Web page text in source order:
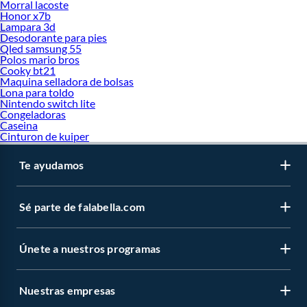
maquillador y fotógrafo, y Frank Angelo, propietario de un salón de belleza. La
idea nació de una profunda frustración profesional; ambos notaban que la
mayoría de los cosméticos disponibles en el mercado en aquella época no lucían
bien bajo las intensas luces de la fotografía de estudio y carecían de la
durabilidad necesaria para soportar largas sesiones de fotos.
Para solucionar este problema, comenzaron a formular sus propios cosméticos
en la cocina de su casa, vendiéndolos inicialmente a otros maquilladores,
modelos y fotógrafos locales. La filosofía de la marca siempre fue disruptiva:
priorizar la funcionalidad, el color intenso y la expresión artística por encima de
los empaques ostentosos. Rápidamente, el boca a boca y la calidad innegable de
obligándolos a abrir su primer mostrador en una tienda departamental
canadiense.
El crecimiento en el mercado internacional fue meteórico durante la década de
los noventa. En 1994, el prestigioso Grupo Estée Lauder adquirió una
participación mayoritaria de la empresa (completando la adquisición en 1998),
lo que impulsó su expansión global a gran escala. Hoy en día, su presencia en el
mercado de belleza o cosmética es gigantesca, operando en más de 100 países.
Además, la marca mantiene un fuerte compromiso social, destacándose por su
campaña filantrópica VIVA GLAM, la cual ha recaudado cientos de millones de
dólares para la lucha contra el VIH/SIDA a nivel mundial.
Morral lacoste
Honor x7b
Lampara 3d
Desodorante para pies
Qled samsung 55
Polos mario bros
Cooky bt21
Maquina selladora de bolsas
Lona para toldo
Nintendo switch lite
Congeladoras
Caseina
Cinturon de kuiper
Te ayudamos
Sé parte de falabella.com
Únete a nuestros programas
Nuestras empresas